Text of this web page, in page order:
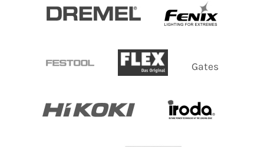
Gates